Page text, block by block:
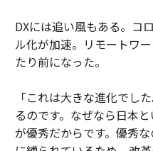
DXには追い風もある。コ
ル化が加速。リモートワ
たり前になった。
「これは大きな進化でし
るのです。なぜなら日本
が優秀だからです。優秀